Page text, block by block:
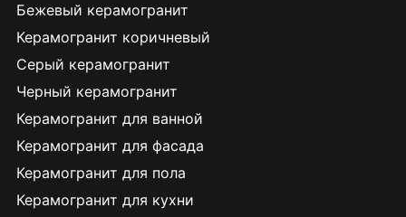
Бежевый керамогранит
Керамогранит коричневый
Серый керамогранит
Черный керамогранит
Керамогранит для ванной
Керамогранит для фасада
Керамогранит для пола
Керамогранит для кухни